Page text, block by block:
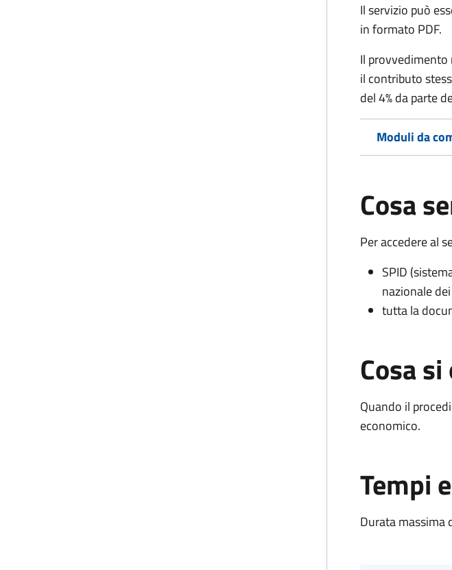
Il servizio può
in formato PDF.
Il
il contributo
del 4% da parte
Moduli da
Cosa
Per accedere al
SPID
nazionale
tutta la
Cosa
Quando il
economico.
Tempi
Durata massima